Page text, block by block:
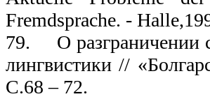
Fremdsprache. -
79. О разграничении
лингвистики //
С.68 – 72.